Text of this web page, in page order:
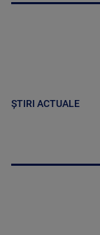
ȘTIRI ACTUALE